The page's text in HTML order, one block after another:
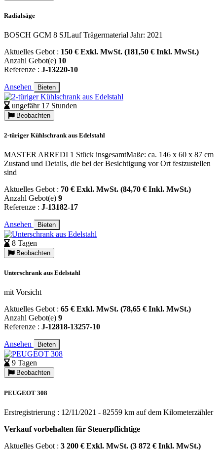
Radialsäge
BOSCH GCM 8 SJLauf Trägermaterial Jahr: 2021
Aktuelles Gebot : 150 € Exkl. MwSt. (181,50 € Inkl. MwSt.)
Anzahl Gebot(e) 10
Referenze : J-13220-10
Ansehen Bieten
ungefähr 17 Stunden
Beobachten
2-türiger Kühlschrank aus Edelstahl
MASTER ARREDI 1 Stück insgesamtMaße: ca. 146 x 60 x 87 cm
Zustand und Details, die bei der Besichtigung vor Ort festzustellen
sind
Aktuelles Gebot : 70 € Exkl. MwSt. (84,70 € Inkl. MwSt.)
Anzahl Gebot(e) 9
Referenze : J-13182-17
Ansehen Bieten
8 Tagen
Beobachten
Unterschrank aus Edelstahl
mit Vorsicht
Aktuelles Gebot : 65 € Exkl. MwSt. (78,65 € Inkl. MwSt.)
Anzahl Gebot(e) 9
Referenze : J-12818-13257-10
Ansehen Bieten
9 Tagen
Beobachten
PEUGEOT 308
Erstregistrierung : 12/11/2021 - 82559 km auf dem Kilometerzähler
Verkauf vorbehalten für Steuerpflichtige
Aktuelles Gebot : 3 200 € Exkl. MwSt. (3 872 € Inkl. MwSt.)